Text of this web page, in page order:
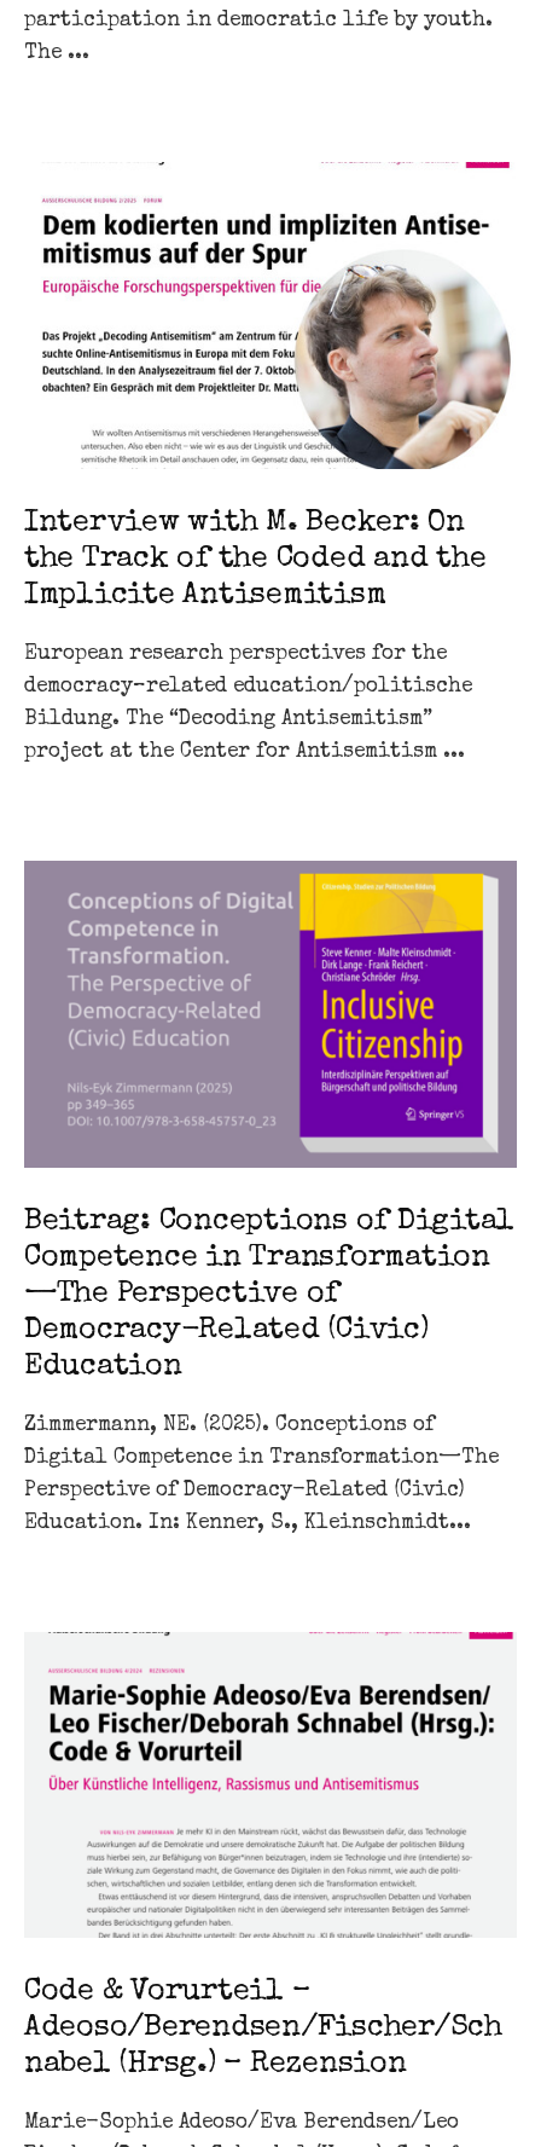
participation in democratic life by youth.
The ...
Interview with M. Becker: On
the Track of the Coded and the
Implicite Antisemitism
European research perspectives for the
democracy–related education/politische
Bildung. The “Decoding Antisemitism”
project at the Center for Antisemitism ...
Beitrag: Conceptions of Digital
Competence in Transformation
—The Perspective of
Democracy-Related (Civic)
Education
Zimmermann, NE. (2025). Conceptions of
Digital Competence in Transformation—The
Perspective of Democracy-Related (Civic)
Education. In: Kenner, S., Kleinschmidt...
Code & Vorurteil –
Adeoso/Berendsen/Fischer/Sch
nabel (Hrsg.) – Rezension
Marie-Sophie Adeoso/Eva Berendsen/Leo